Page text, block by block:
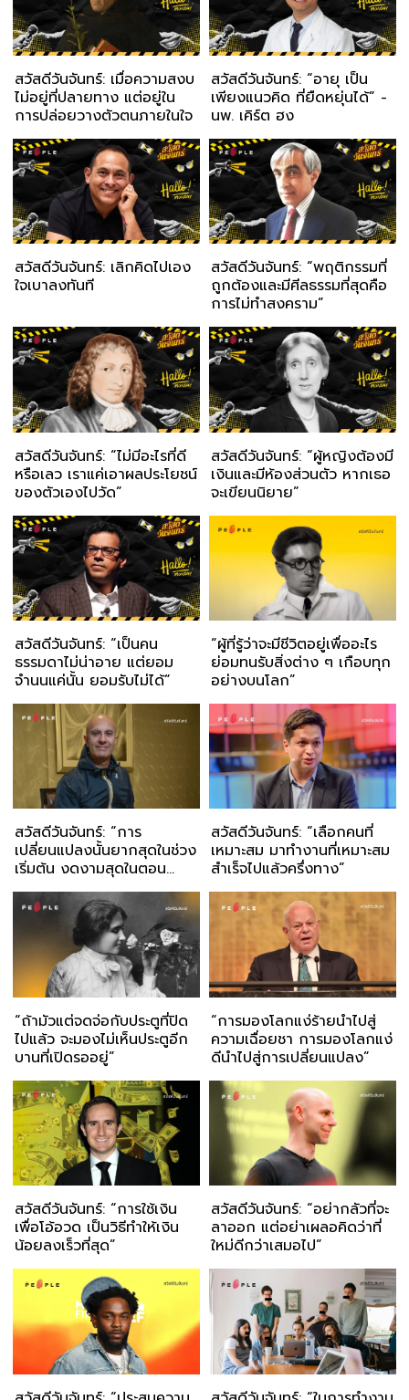
สวัสดีวันจันทร์: เมื่อความสงบ
ไม่อยู่ที่ปลายทาง แต่อยู่ใน
การปล่อยวางตัวตนภายในใจ
สวัสดีวันจันทร์: “อายุ เป็น
เพียงแนวคิด ที่ยืดหยุ่นได้” -
นพ. เคิร์ต ฮง
สวัสดีวันจันทร์: เลิกคิดไปเอง
ใจเบาลงทันที
สวัสดีวันจันทร์: “พฤติกรรมที่
ถูกต้องและมีศีลธรรมที่สุดคือ
การไม่ทำสงคราม”
สวัสดีวันจันทร์: “ไม่มีอะไรที่ดี
หรือเลว เราแค่เอาผลประโยชน์
ของตัวเองไปวัด”
สวัสดีวันจันทร์: “ผู้หญิงต้องมี
เงินและมีห้องส่วนตัว หากเธอ
จะเขียนนิยาย”
สวัสดีวันจันทร์: “เป็นคน
ธรรมดาไม่น่าอาย แต่ยอม
จำนนแค่นั้น ยอมรับไม่ได้”
“ผู้ที่รู้ว่าจะมีชีวิตอยู่เพื่ออะไร
ย่อมทนรับสิ่งต่าง ๆ เกือบทุก
อย่างบนโลก”
สวัสดีวันจันทร์: “การ
เปลี่ยนแปลงนั้นยากสุดในช่วง
เริ่มต้น งดงามสุดในตอน
ท้าย”
สวัสดีวันจันทร์: “เลือกคนที่
เหมาะสม มาทำงานที่เหมาะสม
สำเร็จไปแล้วครึ่งทาง”
“ถ้ามัวแต่จดจ่อกับประตูที่ปิด
ไปแล้ว จะมองไม่เห็นประตูอีก
บานที่เปิดรออยู่”
“การมองโลกแง่ร้ายนำไปสู่
ความเฉื่อยชา การมองโลกแง่
ดีนำไปสู่การเปลี่ยนแปลง”
สวัสดีวันจันทร์: “การใช้เงิน
เพื่อโอ้อวด เป็นวิธีทำให้เงิน
น้อยลงเร็วที่สุด”
สวัสดีวันจันทร์: “อย่ากลัวที่จะ
ลาออก แต่อย่าเผลอคิดว่าที่
ใหม่ดีกว่าเสมอไป”